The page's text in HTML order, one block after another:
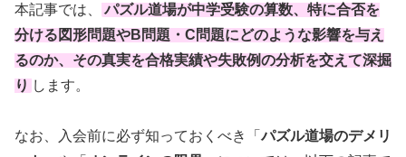
本記事では、
パズル道場が中学受験の算数、特に合否を
分ける 図形問題やB問題・C問題にどのような影響を与え
るのか、その真実を合格実績や失敗例の分析を交えて深掘
り します。
なお、入会前に必ず知っておくべき「パズル道場のデメリ